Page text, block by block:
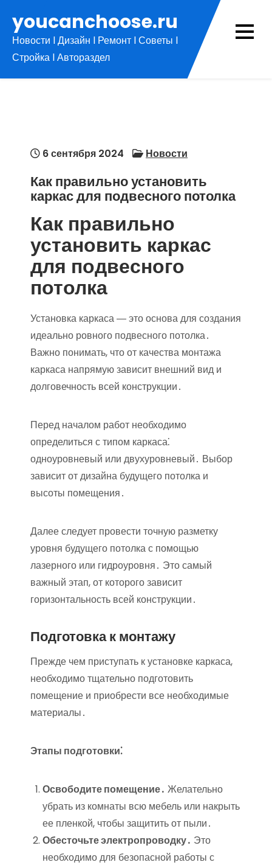
содержимому
youcanchoose.ru
Новости l Дизайн l Ремонт l Советы l
Стройка l Автораздел
6 сентября 2024 Новости
Как правильно установить
каркас для подвесного потолка
Как правильно
установить каркас
для подвесного
потолка
Установка каркаса ― это основа для создания
идеально ровного подвесного потолка․
Важно понимать, что от качества монтажа
каркаса напрямую зависит внешний вид и
долговечность всей конструкции․
Перед началом работ необходимо
определиться с типом каркаса⁚
одноуровневый или двухуровневый․ Выбор
зависит от дизайна будущего потолка и
высоты помещения․
Далее следует провести точную разметку
уровня будущего потолка с помощью
лазерного или гидроуровня․ Это самый
важный этап, от которого зависит
горизонтальность всей конструкции․
Подготовка к монтажу
Прежде чем приступать к установке каркаса,
необходимо тщательно подготовить
помещение и приобрести все необходимые
материалы․
Этапы подготовки⁚
Освободите помещение․ Желательно
убрать из комнаты всю мебель или накрыть
ее пленкой, чтобы защитить от пыли․
Обесточьте электропроводку․ Это
необходимо для безопасной работы с